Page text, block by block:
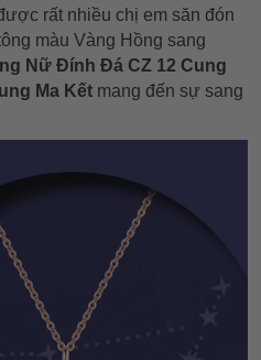
rất nhiều chị em săn đón
màu Vàng Hồng sang
Nữ Đính Đá CZ 12 Cung
Ma Kết mang đến sự sang